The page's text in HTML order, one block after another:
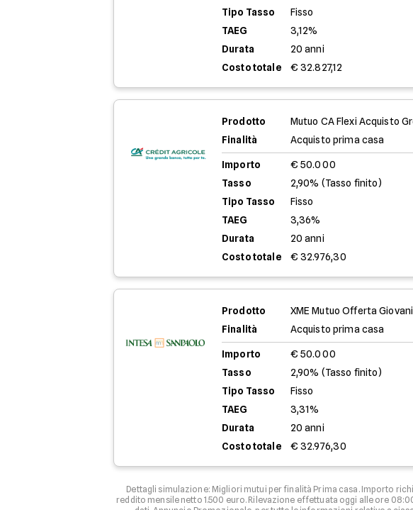
Tipo Tasso
Fisso
TAEG
3,12%
Durata
20 anni
Costo totale
€ 32.827,12
Prodotto
Mutuo CA Flexi Acquisto
Finalità
Acquisto prima casa
Importo
€ 50.000
Tasso
2,90% (Tasso finito)
Tipo Tasso
Fisso
TAEG
3,36%
Durata
20 anni
Costo totale
€ 32.976,30
Prodotto
XME Mutuo Offerta
Finalità
Acquisto prima casa
Importo
€ 50.000
Tasso
2,90% (Tasso finito)
Tipo Tasso
Fisso
TAEG
3,31%
Durata
20 anni
Costo totale
€ 32.976,30
Dettagli simulazione: Migliori mutui per finalità Prima casa. Importo
reddito mensile netto 1.500 euro. Rilevazione effettuata oggi alle ore